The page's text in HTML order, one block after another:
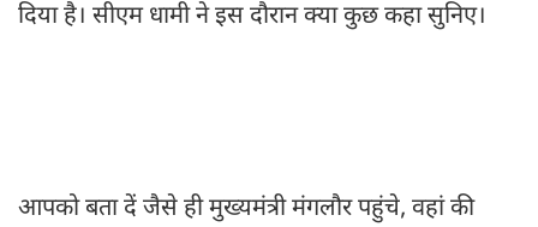
दिया है। सीएम धामी ने इस दौरान क्या कुछ कहा सुनिए।
आपको बता दें जैसे ही मुख्यमंत्री मंगलौर पहुंचे, वहां की